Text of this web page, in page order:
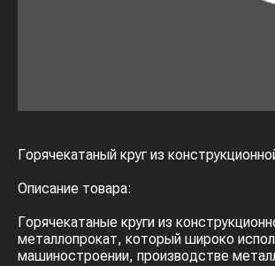
Горячекатаный круг из
Описание товара:
Горячекатаные круги из
металлопрокат, который широко
машиностроении, производстве